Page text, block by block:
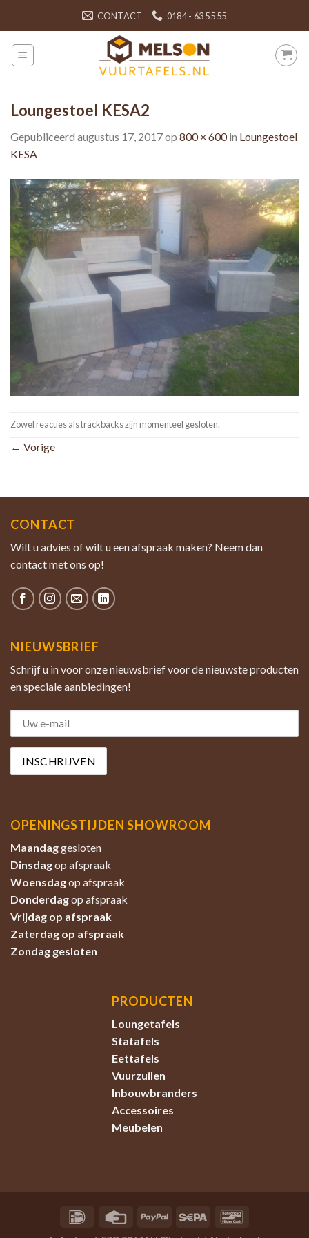
content
CONTACT 0184 - 63 55 55
Loungestoel KESA2
Gepubliceerd augustus 17, 2017op 800 × 600in Loungestoel
KESA
Zowel reacties als trackbacks zijn momenteel gesloten.
← Vorige
CONTACT
Wilt u advies of wilt u een afspraak maken? Neem dan
contact met ons op!
NIEUWSBRIEF
Schrijf u in voor onze nieuwsbrief voor de nieuwste producten
en speciale aanbiedingen!
OPENINGSTIJDEN SHOWROOM
Maandaggesloten
Dinsdagop afspraak
Woensdagop afspraak
Donderdagop afspraak
Vrijdag op afspraak
Zaterdag op afspraak
Zondag gesloten
PRODUCTEN
Loungetafels
Statafels
Eettafels
Vuurzuilen
Inbouwbranders
Accessoires
Meubelen